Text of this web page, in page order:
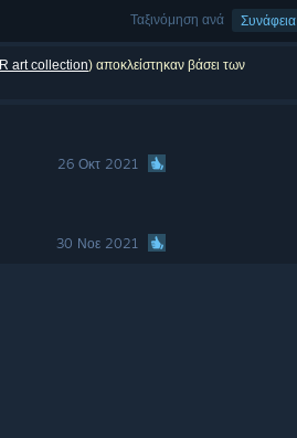
Ταξινόμηση ανά Συνάφεια
art collection) αποκλείστηκαν βάσει των
26 Οκτ 2021
30 Νοε 2021